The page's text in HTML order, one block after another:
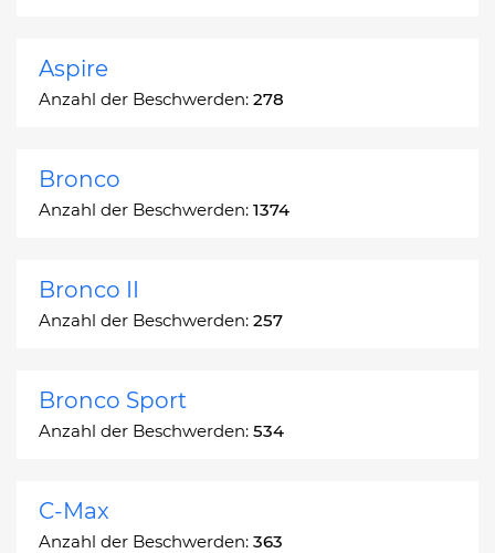
Aspire
Anzahl der Beschwerden: 278
Bronco
Anzahl der Beschwerden: 1374
Bronco II
Anzahl der Beschwerden: 257
Bronco Sport
Anzahl der Beschwerden: 534
C-Max
Anzahl der Beschwerden: 363